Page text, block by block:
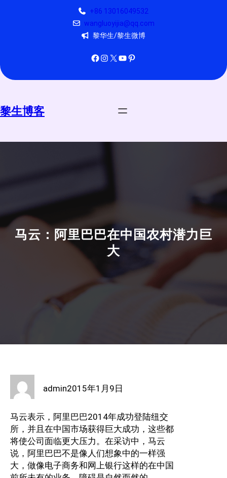
+86 13016049532
wangluoyijia@qq.com
黎华生/黎生微博
Facebook Instagram X YouTube Pinterest
黎生博客
马云：阿里巴巴在中国农村潜力巨
大
admin2015年1月9日
马云表示，阿里巴巴2014年成功登陆纽交
所，并且在中国市场获得巨大成功，这些都
将使公司面临更大压力。在采访中，马云
说，阿里巴巴不是像人们想象中的一样强
大，做像电子商务和网上银行这样的在中国